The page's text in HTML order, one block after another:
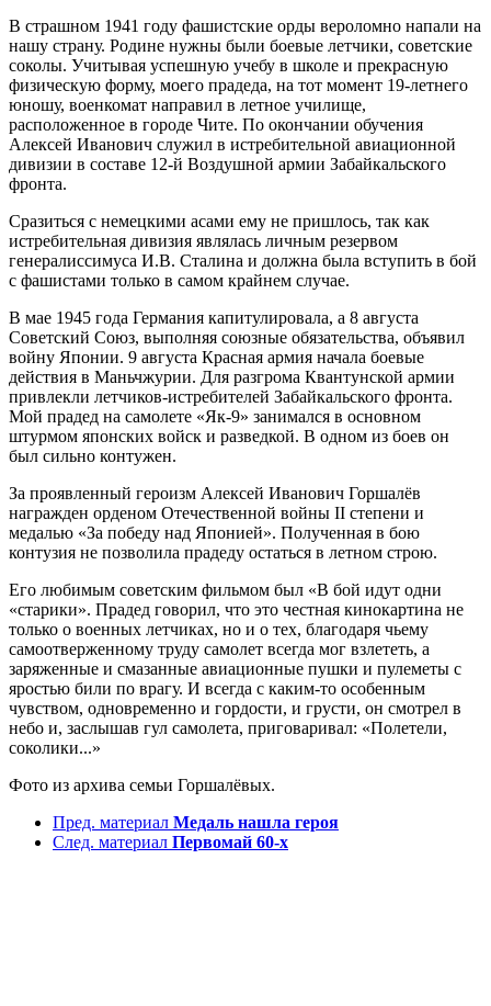
В страшном 1941 году фашистские орды вероломно напали на
нашу страну. Родине нужны были боевые летчики, советские
соколы. Учитывая успешную учебу в школе и прекрасную
физическую форму, моего прадеда, на тот момент 19-летнего
юношу, военкомат направил в летное училище,
расположенное в городе Чите. По окончании обучения
Алексей Иванович служил в истребительной авиационной
дивизии в составе 12-й Воздушной армии Забайкальского
фронта.
Сразиться с немецкими асами ему не пришлось, так как
истребительная дивизия являлась личным резервом
генералиссимуса И.В. Сталина и должна была вступить в бой
с фашистами только в самом крайнем случае.
В мае 1945 года Германия капитулировала, а 8 августа
Советский Союз, выполняя союзные обязательства, объявил
войну Японии. 9 августа Красная армия начала боевые
действия в Маньчжурии. Для разгрома Квантунской армии
привлекли летчиков-истребителей Забайкальского фронта.
Мой прадед на самолете «Як-9» занимался в основном
штурмом японских войск и разведкой. В одном из боев он
был сильно контужен.
За проявленный героизм Алексей Иванович Горшалёв
награжден орденом Отечественной войны II степени и
медалью «За победу над Японией». Полученная в бою
контузия не позволила прадеду остаться в летном строю.
Его любимым советским фильмом был «В бой идут одни
«старики». Прадед говорил, что это честная кинокартина не
только о военных летчиках, но и о тех, благодаря чьему
самоотверженному труду самолет всегда мог взлететь, а
заряженные и смазанные авиационные пушки и пулеметы с
яростью били по врагу. И всегда с каким-то особенным
чувством, одновременно и гордости, и грусти, он смотрел в
небо и, заслышав гул самолета, приговаривал: «Полетели,
соколики...»
Фото из архива семьи Горшалёвых.
Пред. материал Медаль нашла героя
След. материал Первомай 60-х